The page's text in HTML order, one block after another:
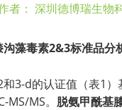
者： 深圳德博瑞生物
沟藻毒素2&3标准品分
和3-d的认证值（表1
MS/MS。 脱氨甲酰基